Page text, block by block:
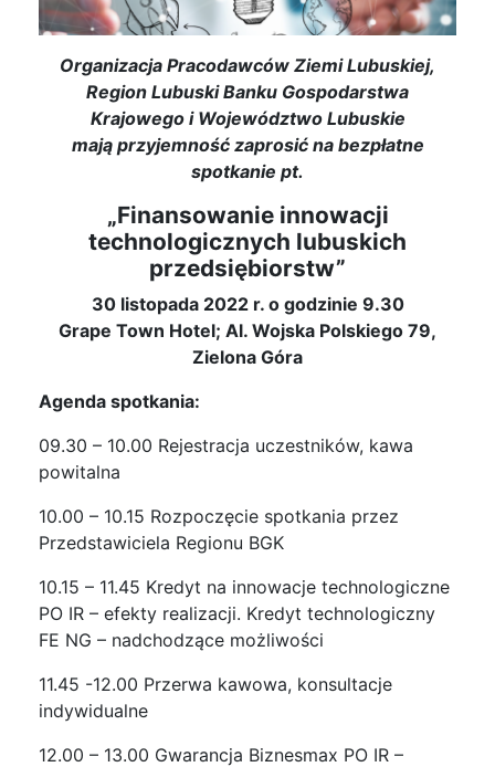
Organizacja Pracodawców Ziemi Lubuskiej,
Region Lubuski Banku Gospodarstwa
Krajowego i Województwo Lubuskie
mają przyjemność zaprosić na bezpłatne
spotkanie pt.
„Finansowanie innowacji
technologicznych lubuskich
przedsiębiorstw”
30 listopada 2022 r. o godzinie 9.30
Grape Town Hotel; Al. Wojska Polskiego 79,
Zielona Góra
Agenda spotkania:
09.30 – 10.00 Rejestracja uczestników, kawa
powitalna
10.00 – 10.15 Rozpoczęcie spotkania przez
Przedstawiciela Regionu BGK
10.15 – 11.45 Kredyt na innowacje technologiczne
PO IR – efekty realizacji. Kredyt technologiczny
FE NG – nadchodzące możliwości
11.45 -12.00 Przerwa kawowa, konsultacje
indywidualne
12.00 – 13.00 Gwarancja Biznesmax PO IR –